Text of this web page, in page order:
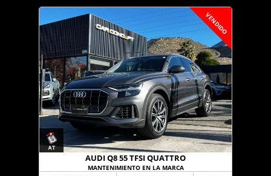
VENDIDO
AUDI Q8 55 TFSI QUATTRO
MANTENIMIENTO EN LA MARCA